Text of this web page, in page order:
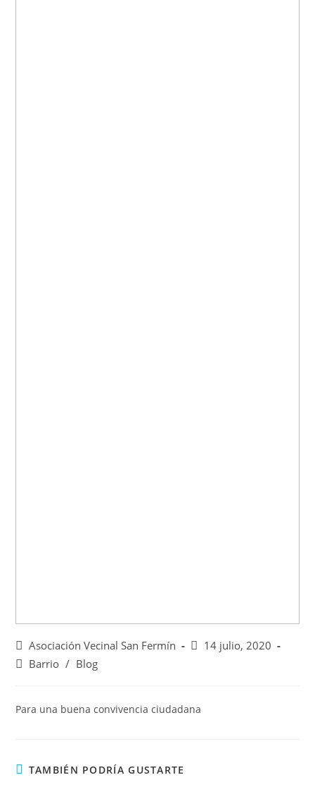
Asociación Vecinal San Fermín
14 julio, 2020
Barrio / Blog
Para una buena convivencia ciudadana
TAMBIÉN PODRÍA GUSTARTE